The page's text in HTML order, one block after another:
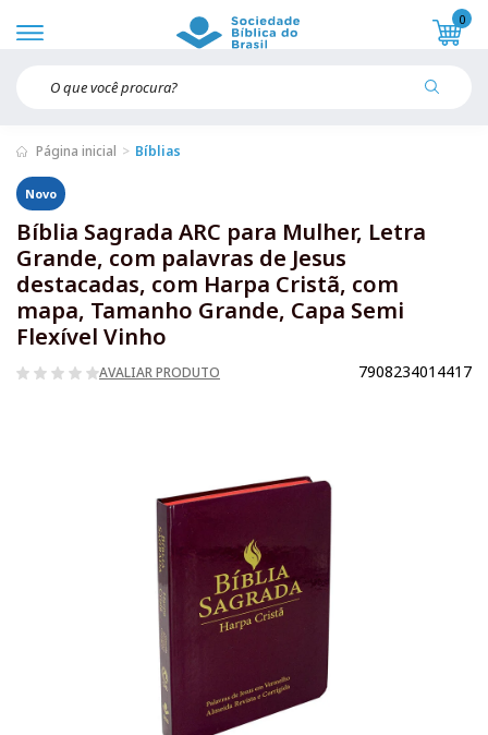
0
Página inicial Bíblias
Novo
Bíblia Sagrada ARC para Mulher, Letra
Grande, com palavras de Jesus
destacadas, com Harpa Cristã, com
mapa, Tamanho Grande, Capa Semi
Flexível Vinho
AVALIAR PRODUTO 7908234014417